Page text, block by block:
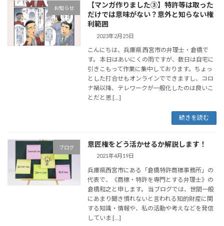
お知らせ
【マンガ作りました③】特許等は取った
だけでは意味がない？意外と知らない権
利範囲
2023年2月25日
こんにちは、兵庫県 西宮市の弁理士・倉橋で
す。 本日はあいにくの雨ですが、数日は自宅に
引きこもって作業に集中しております。ちょっ
とした打合せもオンラインでできますし、コロ
ナ禍以降、テレワークが一般化したのは良いこ
とだと思 […]
続きを読む
ブログ 意匠権をどう活かせるか解説します！
2021年4月19日
兵庫県西宮市にある「倉橋特許商標事務所」の
代表で、《商標・特許を専門とする弁理士》の
倉橋和之と申します。 当ブログでは、世間一般
にあまり聞き慣れないと言われる知的財産に関
する知識・情報や、私の活動や考えなどを発信
していま […]